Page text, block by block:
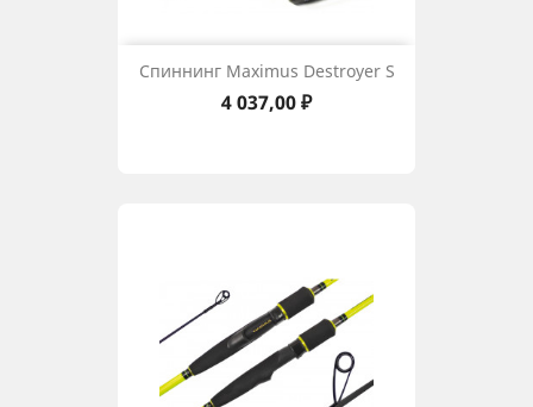
Спиннинг Maximus Destroyer S
Цена
4 037,00 ₽